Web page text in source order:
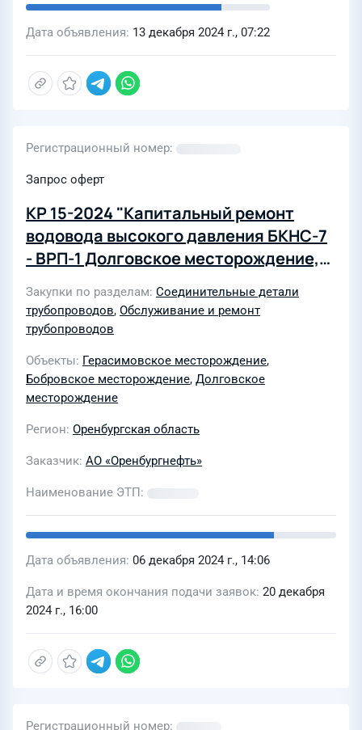
Дата объявления 13 декабря 2024 г., 07:22
Регистрационный номер
Запрос оферт
КР 15-2024 "Капитальный ремонт
водовода высокого давления БКНС-7
- ВРП-1 Долговское месторождение,
водоводавысокого давления БКНС-7 -
скв. 114 Долговское месторождение,
высоконапорного водовода ВРП-2 -
скв.61
89х8мм. Капитальный ремонт
водовода высокого давления БКНС-2
-ВРП-2 участок Бобровское
Закупки по разделам Соединительные детали
трубопроводов, Обслуживание и ремонт
трубопроводов
Объекты Герасимовское месторождение,
Бобровское месторождение, Долговское
месторождение
Регион Оренбургская область
Заказчик АО «Оренбургнефть»
Наименование ЭТП
Дата объявления 06 декабря 2024 г., 14:06
Дата и время окончания подачи заявок 20 декабря
2024 г., 16:00
Регистрационный номер